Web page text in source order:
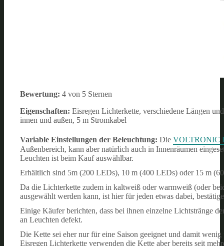
Bewertung: 4 von 5 Sternen
Eigenschaften: Eisregen Lichterkette, verschiedene Längen
innen und außen, 5 m Stromkabel
Variable Einstellungen der Beleuchtung: Die VOLTRONIC
Außenbereich, kann aber natürlich auch in Innenräumen
Leuchten ist beim Kauf auswählbar.
Erhältlich sind 5m (200 LEDs), 10 m (400 LEDs) oder 15 m
Da die Lichterkette zudem in kaltweiß oder warmweiß (oder
ausgewählt werden kann, ist hier für jeden etwas dabei,
Einige Käufer berichten, dass bei ihnen einzelne Lichtstränge
an Leuchten defekt.
Die Kette sei eher nur für eine Saison geeignet und damit
Eisregen Lichterkette verwenden die Kette aber bereits seit